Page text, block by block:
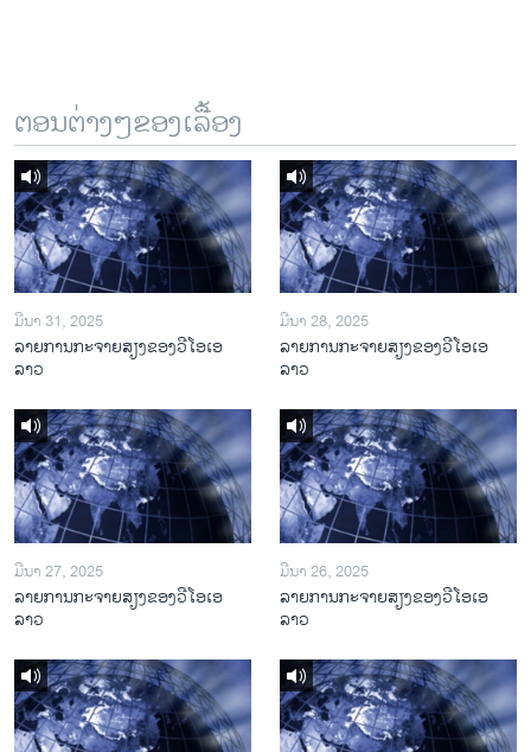
ຕອນຕ່າງໆຂອງເລື້ອງ
ມີນາ 31, 2025
ລາຍການກະຈາຍສຽງຂອງວີໂອເອ
ລາວ
ມີນາ 28, 2025
ລາຍການກະຈາຍສຽງຂອງວີໂອເອ
ລາວ
ມີນາ 27, 2025
ລາຍການກະຈາຍສຽງຂອງວີໂອເອ
ລາວ
ມີນາ 26, 2025
ລາຍການກະຈາຍສຽງຂອງວີໂອເອ
ລາວ